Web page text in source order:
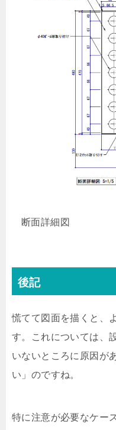
断面詳細図
後記
慌てて図面を描くと、
す。これについては、
いないところに原因が
い」のですね。
特に注意が必要なケー